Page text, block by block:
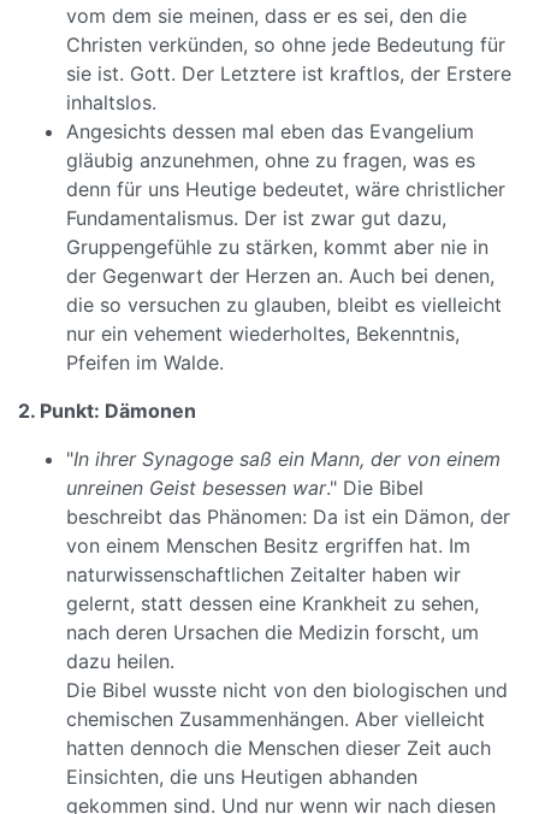
vom dem sie meinen, dass er es sei, den die
Christen verkünden, so ohne jede Bedeutung für
sie ist. Gott. Der Letztere ist kraftlos, der Erstere
inhaltslos.
Angesichts dessen mal eben das Evangelium
gläubig anzunehmen, ohne zu fragen, was es
denn für uns Heutige bedeutet, wäre christlicher
Fundamentalismus. Der ist zwar gut dazu,
Gruppengefühle zu stärken, kommt aber nie in
der Gegenwart der Herzen an. Auch bei denen,
die so versuchen zu glauben, bleibt es vielleicht
nur ein vehement wiederholtes, Bekenntnis,
Pfeifen im Walde.
2. Punkt: Dämonen
"In ihrer Synagoge saß ein Mann, der von einem
unreinen Geist besessen war." Die Bibel
beschreibt das Phänomen: Da ist ein Dämon, der
von einem Menschen Besitz ergriffen hat. Im
naturwissenschaftlichen Zeitalter haben wir
gelernt, statt dessen eine Krankheit zu sehen,
nach deren Ursachen die Medizin forscht, um
dazu heilen.
Die Bibel wusste nicht von den biologischen und
chemischen Zusammenhängen. Aber vielleicht
hatten dennoch die Menschen dieser Zeit auch
Einsichten, die uns Heutigen abhanden
gekommen sind. Und nur wenn wir nach diesen